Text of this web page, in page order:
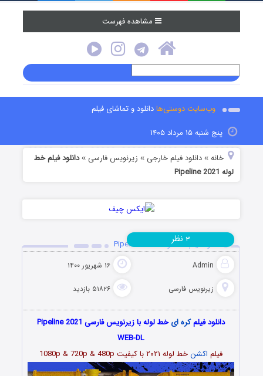
مشاهده فهرست
وب‌سایت دوستی‌هادانلود و تماشای فیلم
پنج شنبه ۱۵ مرداد ۱۴۰۵
خانه »دانلود فیلم خارجی » زیرنویس فارسی »دانلود فیلم خط
لوله Pipeline 2021
دانلود فیلم خط لوله Pipeline 2021
Admin ۱۶ شهریور ۱۴۰۰
زیرنویس فارسی ۵۱۸۲۶ بازدید
۳ نظر
دانلود فیلمکره ای
خط لوله با زیرنویس فارسی Pipeline 2021
WEB-DL
فیلم اکشنخط لوله ۲۰۲۱با کیفیت 1080p & 720p & 480p